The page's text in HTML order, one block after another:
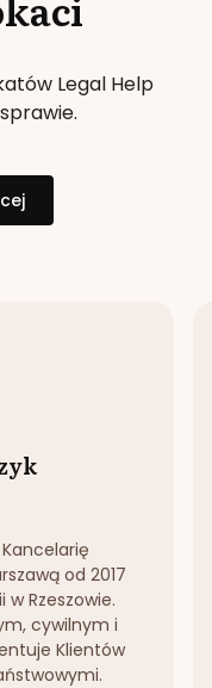
Legal Help
od 2017
w Rzeszowie.
cywilnym i
Klientów